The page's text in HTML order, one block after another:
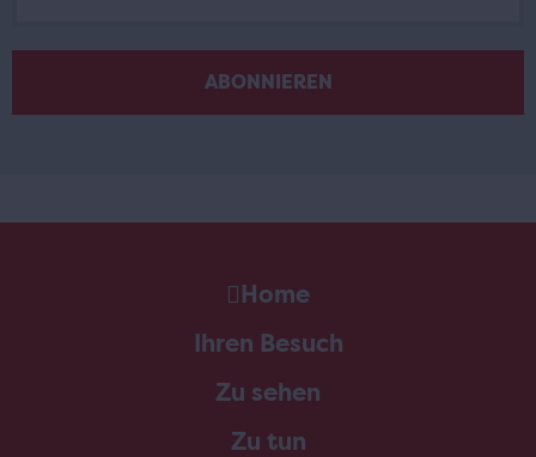
Home
Ihren Besuch
Zu sehen
Zu tun